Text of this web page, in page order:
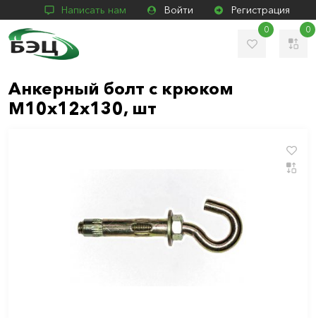
Написать нам Войти Регистрация
0 0
Анкерный болт с крюком
М10х12х130, шт